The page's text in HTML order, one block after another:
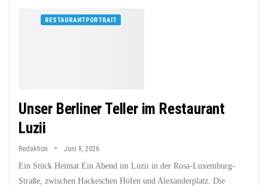
RESTAURANTPORTRAIT
Unser Berliner Teller im Restaurant
Luzii
Redaktion Juni 8, 2026
Ein Stück Heimat Ein Abend im Luzii in der Rosa-Luxemburg-
Straße, zwischen Hackeschen Höfen und Alexanderplatz. Die